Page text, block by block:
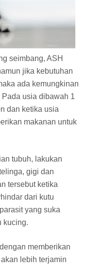
seimbang, ASH
jika kebutuhan
ada kemungkinan
usia dibawah 1
dan ketika usia
makanan untuk
tubuh, lakukan
gigi dan
tersebut ketika
dari kutu
yang suka
kucing.
memberikan
lebih terjamin